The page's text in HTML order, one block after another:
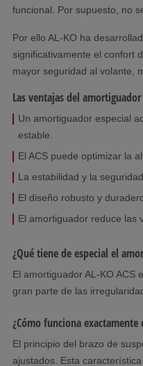
funcional. Por supuesto, no
Por ello AL-KO ha
significativamente el confort
mayor seguridad al volante,
Las ventajas del
Un amortiguador especial
estable.
El ACS puede optimizar la
La estabilidad y la
El diseño robusto y
El amortiguador reduce las
¿Qué tiene de especial el
El amortiguador AL-KO
gran parte de las
¿Cómo funciona exactamente
El principio del brazo de
ajustados. Esta